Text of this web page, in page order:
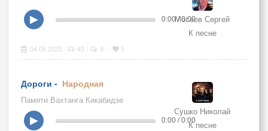
Мосеев Сергей
К песне
▶ 0:00 / 0:00
04.06.2025 43 9 5
Дороги - Народная
Памяти Вахтанга Кикабидзе
Сушко Николай
К песне
▶ 0:00 / 0:00